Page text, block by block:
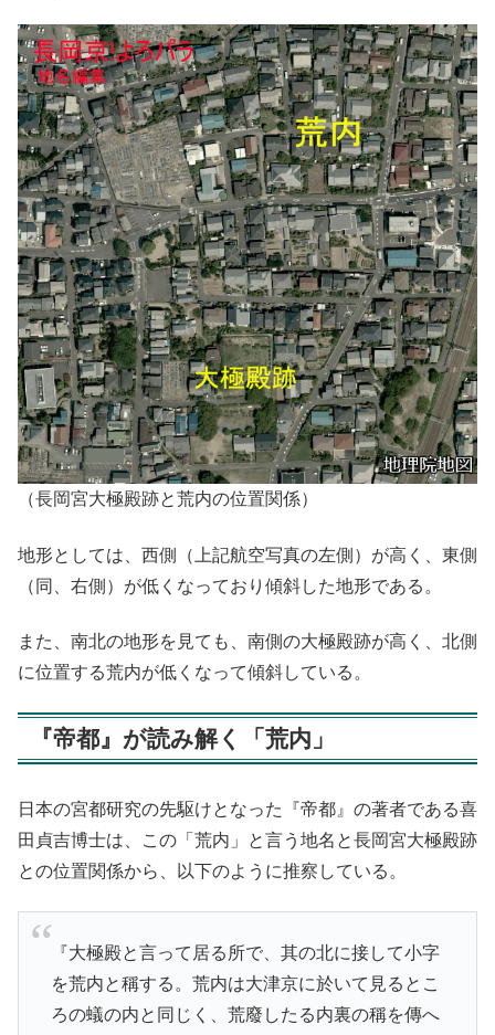
（長岡宮大極殿跡と荒内の位置関係）
地形としては、西側（上記航空写真の左側）が高く、東側
（同、右側）が低くなっており傾斜した地形である。
また、南北の地形を見ても、南側の大極殿跡が高く、北側
に位置する荒内が低くなって傾斜している。
『帝都』が読み解く「荒内」
日本の宮都研究の先駆けとなった『帝都』の著者である喜
田貞吉博士は、この「荒内」と言う地名と長岡宮大極殿跡
との位置関係から、以下のように推察している。
『大極殿と言って居る所で、其の北に接して小字
を荒内と稱する。荒内は大津京に於いて見るとこ
ろの蟻の内と同じく、荒廢したる内裏の稱を傳へ